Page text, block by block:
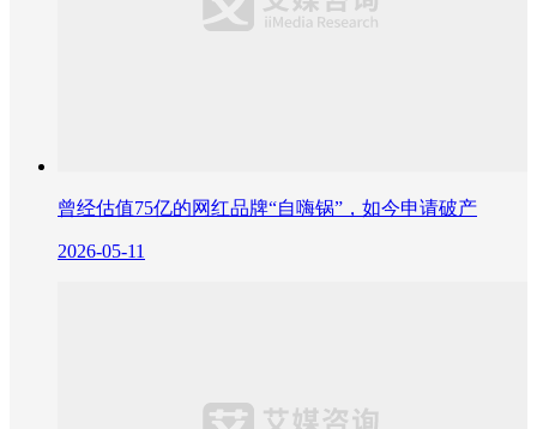
曾经估值75亿的网红品牌“自嗨锅”，如今申请破产
2026-05-11